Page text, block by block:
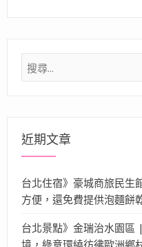
搜
尋
近期文章
台北住宿》豪城商旅民生
方便，還免費提供泡麵餅
台北景點》金瑞治水園區
境，綠意環繞彷彿歐洲鄉